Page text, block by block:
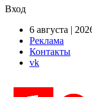
Вход
6 августа |
Реклама
Контакты
vk